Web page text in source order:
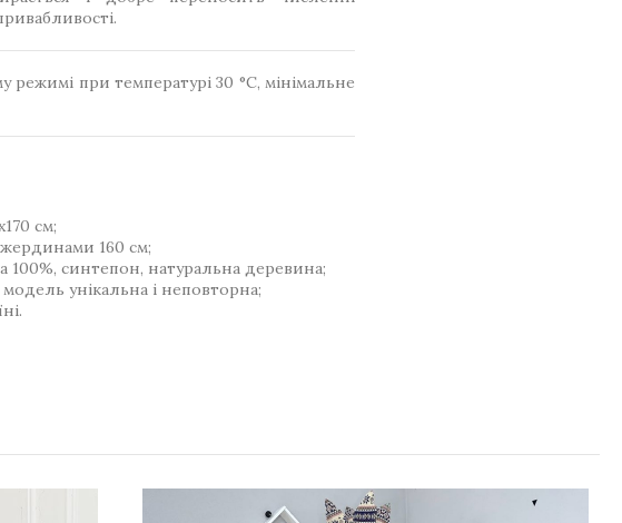
режимі при температурі 30 °C, мінімальне
см;
160 см;
100%, синтепон, натуральна деревина;
унікальна і неповторна;